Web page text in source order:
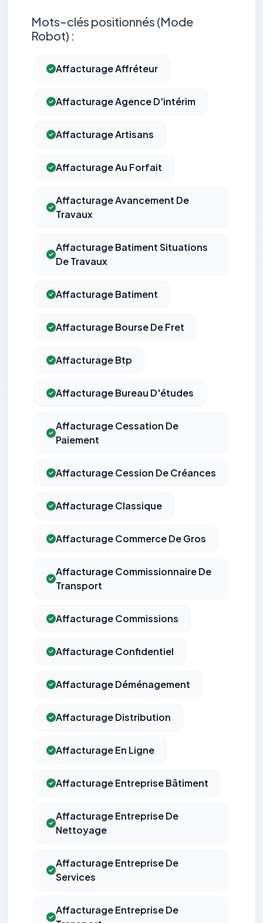
Mots-clés positionnés (Mode
Robot) :
Affacturage Affréteur
Affacturage Agence D'intérim
Affacturage Artisans
Affacturage Au Forfait
Affacturage Avancement De
Travaux
Affacturage Batiment Situations
De Travaux
Affacturage Batiment
Affacturage Bourse De Fret
Affacturage Btp
Affacturage Bureau D'études
Affacturage Cessation De
Paiement
Affacturage Cession De Créances
Affacturage Classique
Affacturage Commerce De Gros
Affacturage Commissionnaire De
Transport
Affacturage Commissions
Affacturage Confidentiel
Affacturage Déménagement
Affacturage Distribution
Affacturage En Ligne
Affacturage Entreprise Bâtiment
Affacturage Entreprise De
Nettoyage
Affacturage Entreprise De
Services
Affacturage Entreprise De